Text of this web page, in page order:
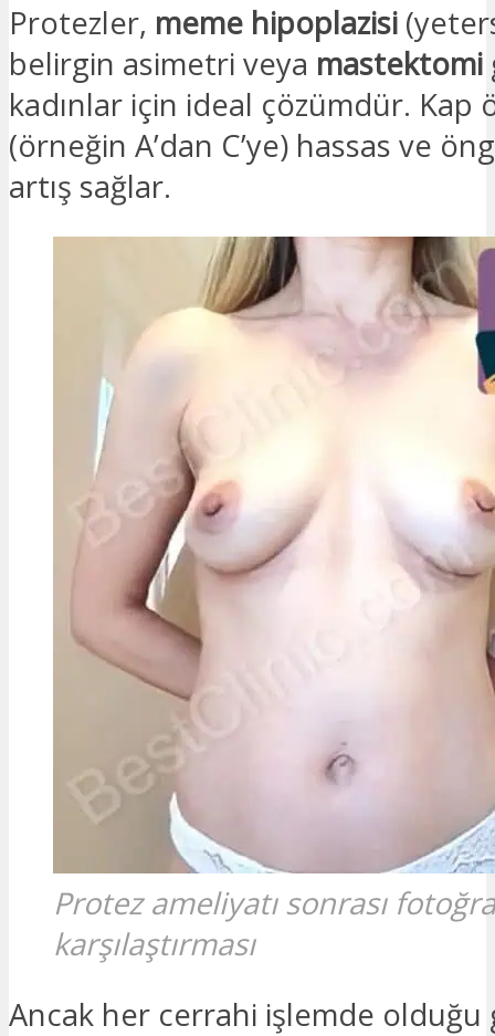
Protezler, meme hipoplazisi
belirgin asimetri veya mastektomi
kadınlar için ideal çözümdür. Kap
(örneğin A’dan C’ye) hassas ve
artış sağlar.
Protez ameliyatı sonrası
karşılaştırması
Ancak her cerrahi işlemde olduğu